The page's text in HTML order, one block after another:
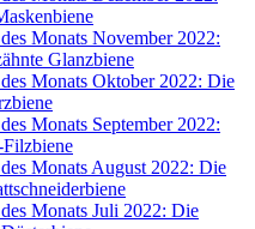
Monats November 2022:
Glanzbiene
Monats Oktober 2022: Die
Monats September 2022:
Monats August 2022: Die
Monats Juli 2022: Die